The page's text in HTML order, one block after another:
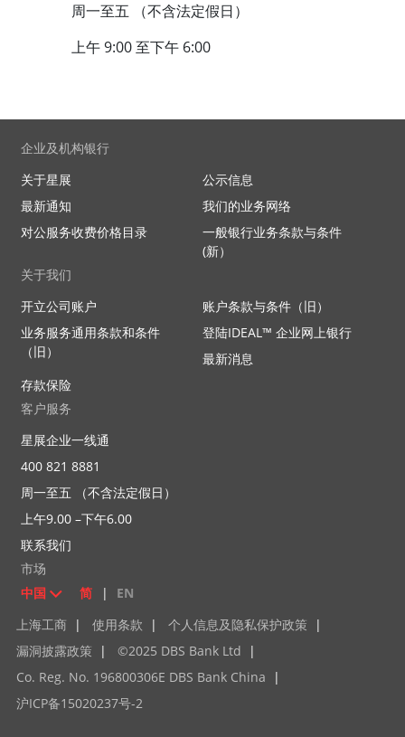
周一至五 （不含法定假日）
上午 9:00 至下午 6:00
企业及机构银行
关于星展
公示信息
最新通知
我们的业务网络
对公服务收费价格目录
一般银行业务条款与条件
(新）
关于我们
开立公司账户
账户条款与条件（旧）
业务服务通用条款和条件
（旧）
登陆IDEAL™ 企业网上银行
最新消息
存款保险
客户服务
星展企业一线通
400 821 8881
周一至五 （不含法定假日）
上午9.00 –下午6.00
联系我们
市场
中国
简 |
EN
上海工商
| 使用条款 | 个人信息及隐私保护政策
|
漏洞披露政策
| ©2025 DBS Bank Ltd
|
Co. Reg. No. 196800306E DBS Bank China
|
沪ICP备15020237号-2